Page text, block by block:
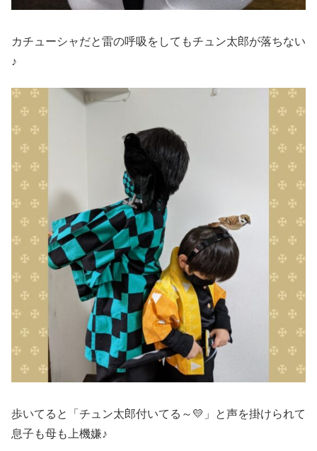
カチューシャだと雷の呼吸をしてもチュン太郎が落ちない
♪
歩いてると「チュン太郎付いてる～💛」と声を掛けられて
息子も母も上機嫌♪